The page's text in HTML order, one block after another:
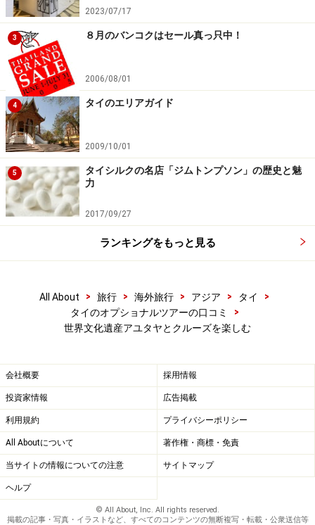
2023/07/17
3 ８月のバンコクはセール真っ只中！
2006/08/01
4 タイのエリアガイド
2009/10/01
5
タイシルクの名店「ジムトンプソン」の歴史と魅
力
2017/09/27
ランキングをもっと見る
All About > 旅行 > 海外旅行 > アジア > タイ
>
タイのオプショナルツアーの口コミ
>
世界文化遺産アユタヤとクルーズを楽しむ
会社概要 採用情報
投資家情報 広告掲載
利用規約 プライバシーポリシー
All Aboutについて 著作権・商標・免責
当サイトの情報についての注意 サイトマップ
ヘルプ
© All About, Inc. All rights reserved.
掲載の記事・写真・イラストなど、すべてのコンテンツの無断複写・転載・公衆送信等